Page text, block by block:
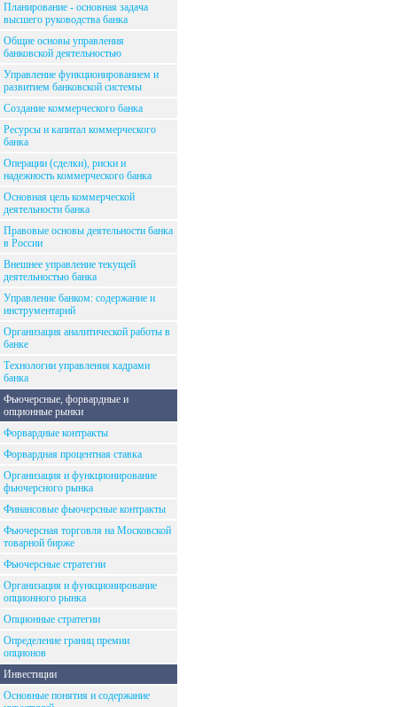
Планирование - основная задача
высшего руководства банка
Общие основы управления
банковской деятельностью
Управление функционированием и
развитием банковской системы
Создание коммерческого банка
Ресурсы и капитал коммерческого
банка
Операции (сделки), риски и
надежность коммерческого банка
Основная цель коммерческой
деятельности банка
Правовые основы деятельности банка
в России
Внешнее управление текущей
деятельностью банка
Управление банком: содержание и
инструментарий
Организация аналитической работы в
банке
Технологии управления кадрами
банка
Фьючерсные, форвардные и
опционные рынки
Форвардные контракты
Форвардная процентная ставка
Организация и функционирование
фьючерсного рынка
Финансовые фьючерсные контракты
Фьючерсная торговля на Московской
товарной бирже
Фьючерсные стратегии
Организация и функционирование
опционного рынка
Опционные стратегии
Определение границ премии
опционов
Инвестиции
Основные понятия и содержание